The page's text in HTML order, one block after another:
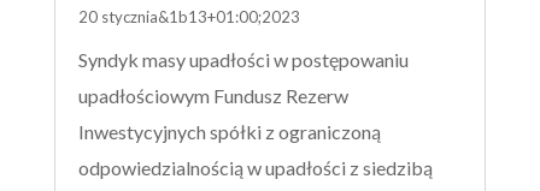
20 stycznia&1b13+01:00;2023
Syndyk masy upadłości w postępowaniu
upadłościowym Fundusz Rezerw
Inwestycyjnych spółki z ograniczoną
odpowiedzialnością w upadłości z siedzibą